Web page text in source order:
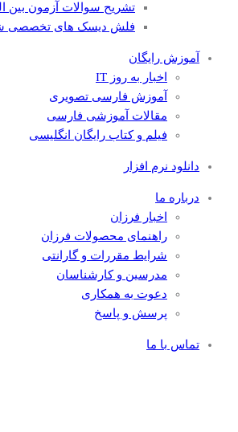
تشریح سوالات آزمون بین
فلش دیسک های تخصصی
آموزش رایگان
اخبار به روز IT
آموزش فارسی تصویری
مقالات آموزشی فارسی
فیلم و کتاب رایگان انگلیسی
دانلود نرم افزار
درباره ما
اخبار فرزان
راهنمای محصولات فرزان
شرایط مقررات و گارانتی
مدرسین و کارشناسان
دعوت به همکاری
پرسش و پاسخ
تماس با ما